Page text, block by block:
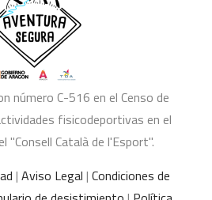
número C-516 en el Censo de
fisicodeportivas en el
"Consell Català de l'Esport".
| Aviso Legal | Condiciones de